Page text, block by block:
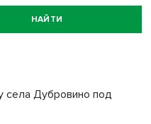
НАЙТИ
села Дубровино под